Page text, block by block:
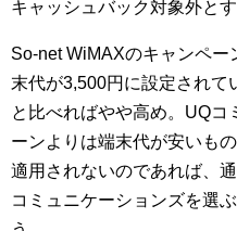
キャッシュバック対象外と
So-net WiMAXのキャンペ
末代が3,500円に設定されて
と比べればやや高め。UQ
ーンよりは端末代が安いも
適用されないのであれば、
コミュニケーションズを選